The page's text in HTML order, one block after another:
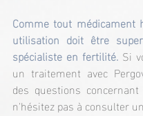
Comme tout médicament
utilisation doit être
spécialiste en fertilité. Si
un traitement avec
des questions
n'hésitez pas à consulter